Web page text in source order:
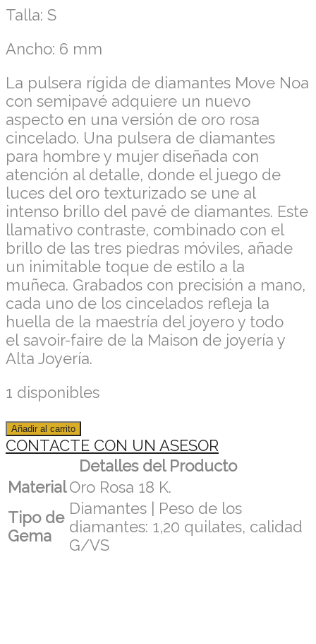
Talla: S
Ancho: 6 mm
La pulsera rígida de diamantes Move Noa
con semipavé adquiere un nuevo
aspecto en una versión de oro rosa
cincelado. Una pulsera de diamantes
para hombre y mujer diseñada con
atención al detalle, donde el juego de
luces del oro texturizado se une al
intenso brillo del pavé de diamantes. Este
llamativo contraste, combinado con el
brillo de las tres piedras móviles, añade
un inimitable toque de estilo a la
muñeca. Grabados con precisión a mano,
cada uno de los cincelados refleja la
huella de la maestría del joyero y todo
el savoir-faire de la Maison de joyería y
Alta Joyería.
1 disponibles
Añadir al carrito
CONTACTE CON UN ASESOR
Detalles del Producto
MaterialOro Rosa 18 K.
Tipo de
Gema
Diamantes | Peso de los
diamantes: 1,20 quilates, calidad
G/VS